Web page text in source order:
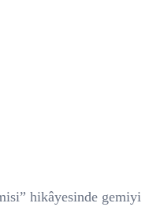
hikâyesinde gemiyi